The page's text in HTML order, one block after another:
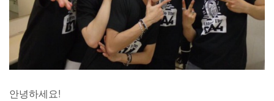
안녕하세요!